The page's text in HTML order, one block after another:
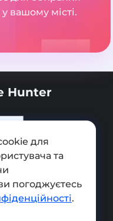
вашому місті.
Hunter
для
та
погоджуєтесь
.